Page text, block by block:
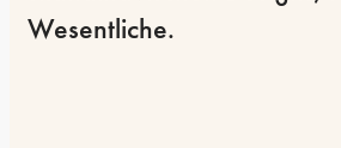
Wesentliche.